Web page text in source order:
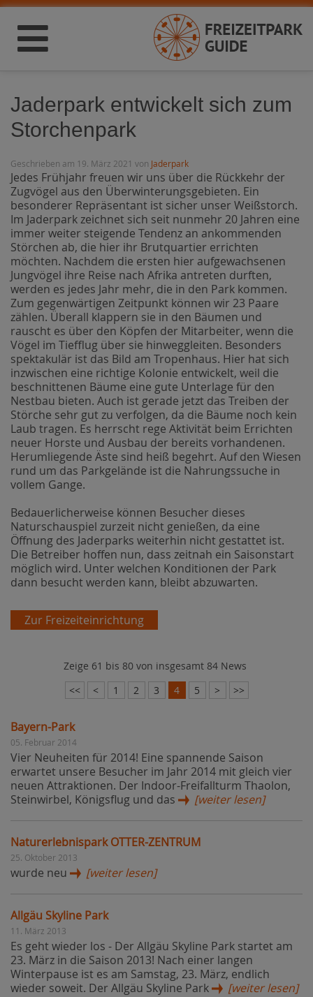
Jaderpark entwickelt sich zum
Storchenpark
Geschrieben am 19. März 2021 von Jaderpark
Jedes Frühjahr freuen wir uns über die Rückkehr der
Zugvögel aus den Überwinterungsgebieten. Ein
besonderer Repräsentant ist sicher unser Weißstorch.
Im Jaderpark zeichnet sich seit nunmehr 20 Jahren eine
immer weiter steigende Tendenz an ankommenden
Störchen ab, die hier ihr Brutquartier errichten
möchten. Nachdem die ersten hier aufgewachsenen
Jungvögel ihre Reise nach Afrika antreten durften,
werden es jedes Jahr mehr, die in den Park kommen.
Zum gegenwärtigen Zeitpunkt können wir 23 Paare
zählen. Überall klappern sie in den Bäumen und
rauscht es über den Köpfen der Mitarbeiter, wenn die
Vögel im Tiefflug über sie hinweggleiten. Besonders
spektakulär ist das Bild am Tropenhaus. Hier hat sich
inzwischen eine richtige Kolonie entwickelt, weil die
beschnittenen Bäume eine gute Unterlage für den
Nestbau bieten. Auch ist gerade jetzt das Treiben der
Störche sehr gut zu verfolgen, da die Bäume noch kein
Laub tragen. Es herrscht rege Aktivität beim Errichten
neuer Horste und Ausbau der bereits vorhandenen.
Herumliegende Äste sind heiß begehrt. Auf den Wiesen
rund um das Parkgelände ist die Nahrungssuche in
vollem Gange.
Bedauerlicherweise können Besucher dieses
Naturschauspiel zurzeit nicht genießen, da eine
Öffnung des Jaderparks weiterhin nicht gestattet ist.
Die Betreiber hoffen nun, dass zeitnah ein Saisonstart
möglich wird. Unter welchen Konditionen der Park
dann besucht werden kann, bleibt abzuwarten.
Zur Freizeiteinrichtung
Zeige 61 bis 80 von insgesamt 84 News
<<
< 1 2 3 4 5 > >>
Bayern-Park
05. Februar 2014
Vier Neuheiten für 2014! Eine spannende Saison
erwartet unsere Besucher im Jahr 2014 mit gleich vier
neuen Attraktionen. Der Indoor-Freifallturm Thaolon,
Steinwirbel, Königsflug und das
[weiter lesen]
Naturerlebnispark OTTER-ZENTRUM
25. Oktober 2013
wurde neu [weiter lesen]
Allgäu Skyline Park
11. März 2013
Es geht wieder los - Der Allgäu Skyline Park startet am
23. März in die Saison 2013! Nach einer langen
Winterpause ist es am Samstag, 23. März, endlich
wieder soweit. Der Allgäu Skyline Park
[weiter lesen]